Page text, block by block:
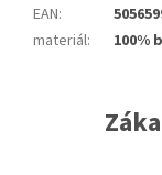
EAN:
materiál: 100%